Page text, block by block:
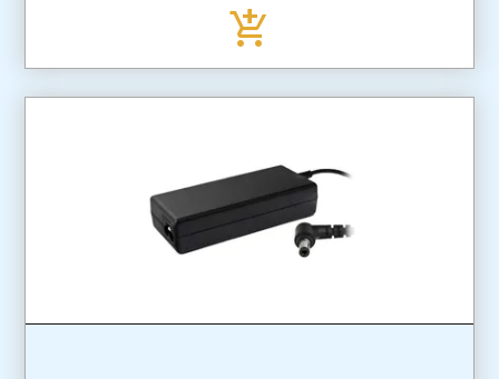
add_shopping_cart